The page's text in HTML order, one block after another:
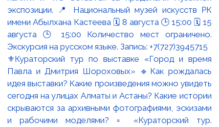
⚜️Кураторский тур по выставке «Город и время
Павла и Дмитрия Шороховых» 🔹Как рождалась
идея выставки? Какие произведения можно увидеть
сегодня на улицах Алматы и Астаны? Какие истории
скрываются за архивными фотографиями, эскизами
и рабочими моделями? ▫️ «Кураторский тур.